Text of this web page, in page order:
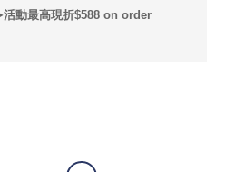
活動最高現折$588 on order